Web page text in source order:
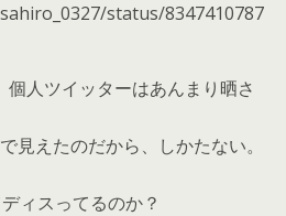
status/8347410787
人ツイッターはあんまり晒さ
見えたのだから、しかたない。
ィスってるのか？